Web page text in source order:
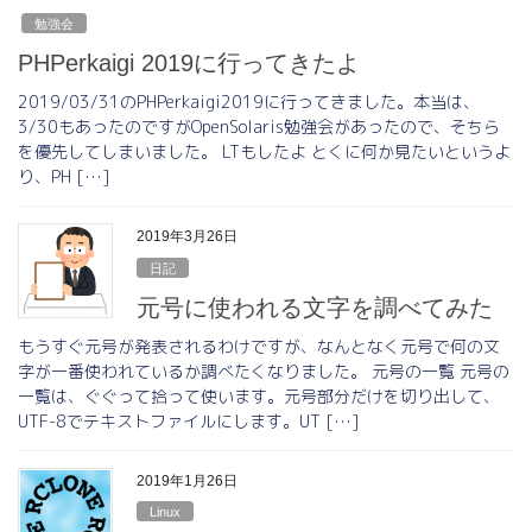
勉強会
PHPerkaigi 2019に行ってきたよ
2019/03/31のPHPerkaigi2019に行ってきました。本当は、
3/30もあったのですがOpenSolaris勉強会があったので、そちら
を優先してしまいました。 LTもしたよ とくに何か見たいというよ
り、PH […]
2019年3月26日
日記
元号に使われる文字を調べてみた
もうすぐ元号が発表されるわけですが、なんとなく元号で何の文
字が一番使われているか調べたくなりました。 元号の一覧 元号の
一覧は、ぐぐって拾って使います。元号部分だけを切り出して、
UTF-8でテキストファイルにします。UT […]
2019年1月26日
Linux